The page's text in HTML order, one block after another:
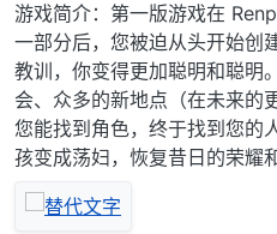
游戏简介：第一版游戏在
一部分后，您被迫从头开始创
教训，你变得更加聪明和聪明
会、众多的新地点（在未来的
您能找到角色，终于找到您的
孩变成荡妇，恢复昔日的荣耀